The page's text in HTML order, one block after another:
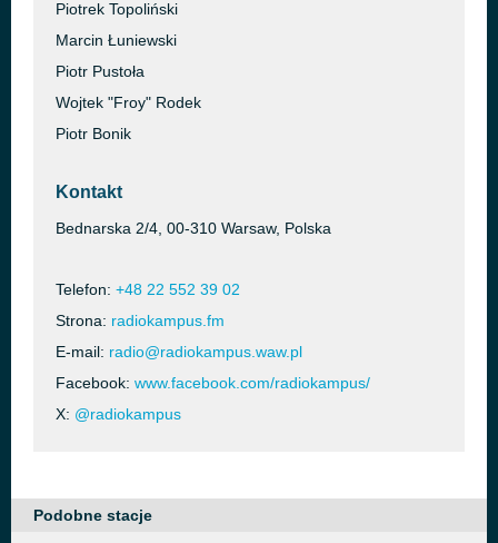
Piotrek Topoliński
Marcin Łuniewski
Piotr Pustoła
Wojtek "Froy" Rodek
Piotr Bonik
Kontakt
Bednarska 2/4, 00-310 Warsaw, Polska
Telefon: +48 22 552 39 02
Strona: radiokampus.fm
E-mail: radio@radiokampus.waw.pl
Facebook: www.facebook.com/radiokampus/
X: @radiokampus
Podobne stacje